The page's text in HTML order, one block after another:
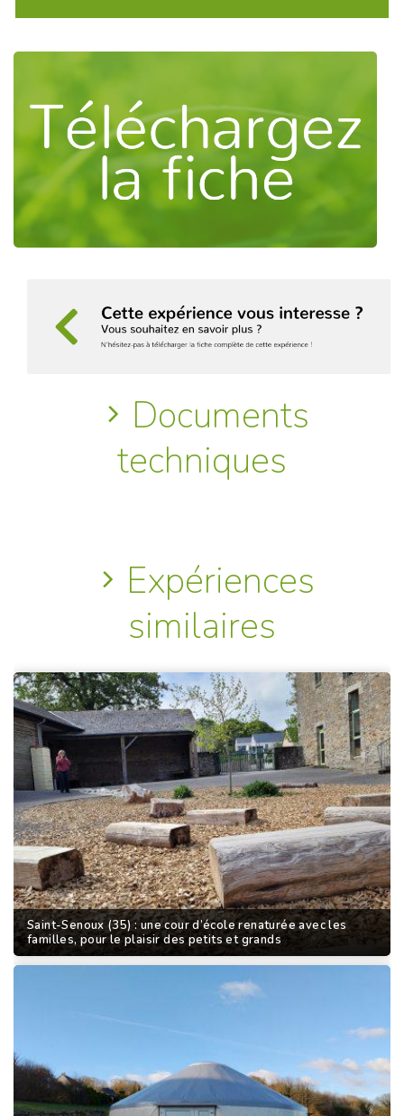
Documents
techniques
Expériences
similaires
Saint-Senoux (35) : une cour d’école renaturée avec les
familles, pour le plaisir des petits et grands